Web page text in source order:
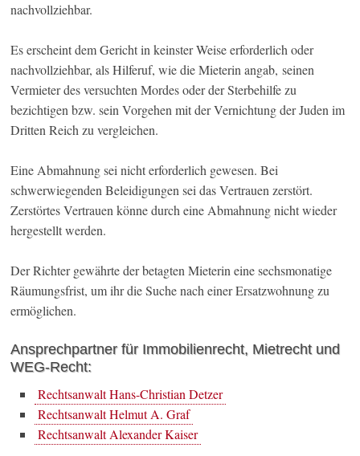
nachvollziehbar.
Es erscheint dem Gericht in keinster Weise erforderlich oder
nachvollziehbar, als Hilferuf, wie die Mieterin angab, seinen
Vermieter des versuchten Mordes oder der Sterbehilfe zu
bezichtigen bzw. sein Vorgehen mit der Vernichtung der Juden im
Dritten Reich zu vergleichen.
Eine Abmahnung sei nicht erforderlich gewesen. Bei
schwerwiegenden Beleidigungen sei das Vertrauen zerstört.
Zerstörtes Vertrauen könne durch eine Abmahnung nicht wieder
hergestellt werden.
Der Richter gewährte der betagten Mieterin eine sechsmonatige
Räumungsfrist, um ihr die Suche nach einer Ersatzwohnung zu
ermöglichen.
Ansprechpartner für Immobilienrecht, Mietrecht und
WEG-Recht:
Rechtsanwalt Hans-Christian Detzer
Rechtsanwalt Helmut A. Graf
Rechtsanwalt Alexander Kaiser